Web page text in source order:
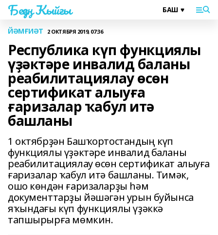
Беҙҙең Ҡыйғы
ЙӘМҒИӘТ 2 ОКТЯБРЯ 2019, 07:36
Республика күп функциялы
үҙәктәре инвалид баланы
реабилитациялау өсөн
сертификат алыуға
ғаризалар ҡабул итә
башланы
1 октябрҙән Башҡортостандың күп
функциялы үҙәктәре инвалид баланы
реабилитациялау өсөн сертификат алыуға
ғаризалар ҡабул итә башланы. Тимәк,
ошо көндән ғаризаларҙы һәм
документтарҙы йәшәгән урын буйынса
яҡындағы күп функциялы үҙәккә
тапшырырға мөмкин.